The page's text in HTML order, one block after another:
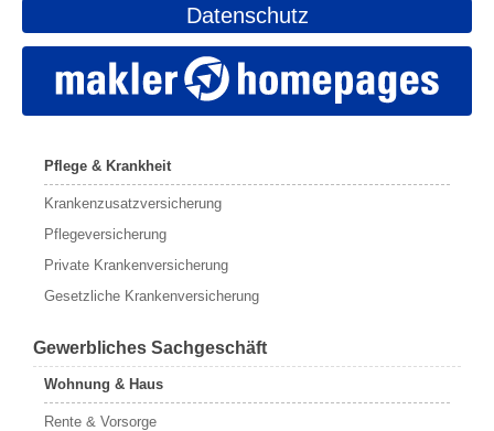
Datenschutz
Pflege & Krankheit
Krankenzusatzversicherung
Pflegeversicherung
Private Krankenversicherung
Gesetzliche Krankenversicherung
Gewerbliches Sachgeschäft
Wohnung & Haus
Rente & Vorsorge